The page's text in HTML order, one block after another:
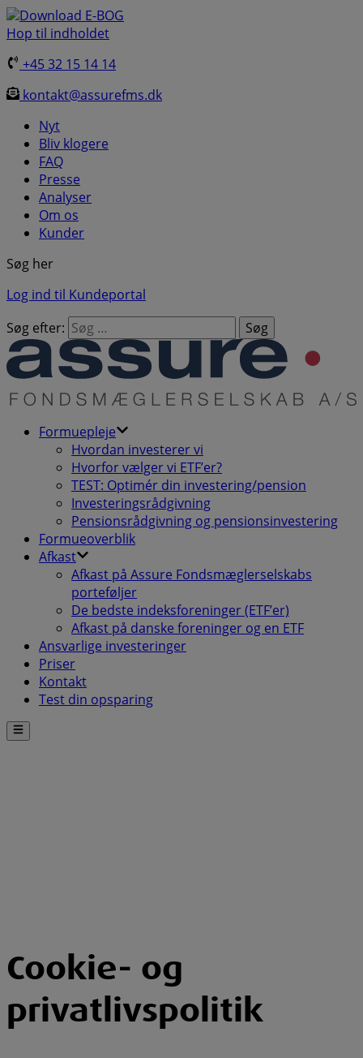
Download E-BOG
Hop til indholdet
+45 32 15 14 14
kontakt@assurefms.dk
Nyt
Bliv klogere
FAQ
Presse
Analyser
Om os
Kunder
Søg her
Log ind til Kundeportal
Søg efter:
Formuepleje
Hvordan investerer vi
Hvorfor vælger vi ETF’er?
TEST: Optimér din investering/pension
Investeringsrådgivning
Pensionsrådgivning og pensionsinvestering
Formueoverblik
Afkast
Afkast på Assure Fondsmæglerselskabs
porteføljer
De bedste indeksforeninger (ETF’er)
Afkast på danske foreninger og en ETF
Ansvarlige investeringer
Priser
Kontakt
Test din opsparing
Cookie- og
privatlivspolitik